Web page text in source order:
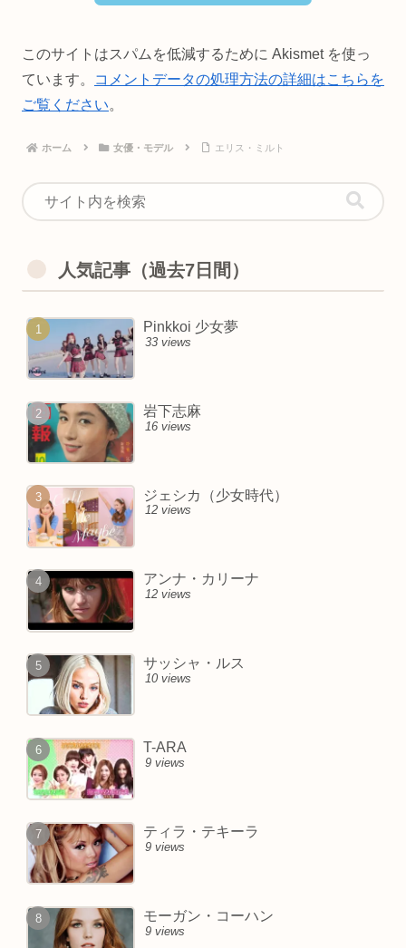
このサイトはスパムを低減するために Akismet を使っ
ています。
コメントデータの処理方法の詳細はこちらを
ご覧ください。
ホーム 女優・モデル エリス・ミルト
人気記事（過去7日間）
Pinkkoi 少女夢
33 views
岩下志麻
16 views
ジェシカ（少女時代）
12 views
アンナ・カリーナ
12 views
サッシャ・ルス
10 views
T-ARA
9 views
ティラ・テキーラ
9 views
モーガン・コーハン
9 views